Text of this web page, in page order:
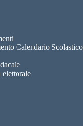
Calendario Scolastico
elettorale